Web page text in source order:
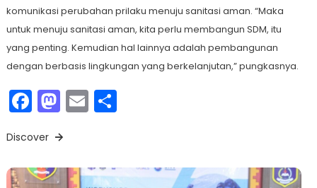
komunikasi perubahan prilaku menuju sanitasi aman. “Maka
untuk menuju sanitasi aman, kita perlu membangun SDM, itu
yang penting. Kemudian hal lainnya adalah pembangunan
dengan berbasis lingkungan yang berkelanjutan,” pungkasnya.
Facebook
Mastodon
EmailShare
Discover